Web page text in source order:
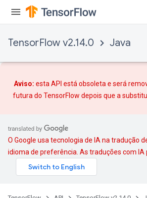
TensorFlow v2.14.0 Java
Aviso: esta API está obsoleta e será
futura do TensorFlow depois que a
O Google usa tecnologia de IA na tradução
idioma de preferência. As traduções com IA